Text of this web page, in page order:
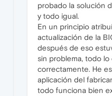
probado la solución
y todo igual.
En un principio
actualización de la
después de eso
sin problema, todo
correctamente. He
aplicación del
todo funciona bien